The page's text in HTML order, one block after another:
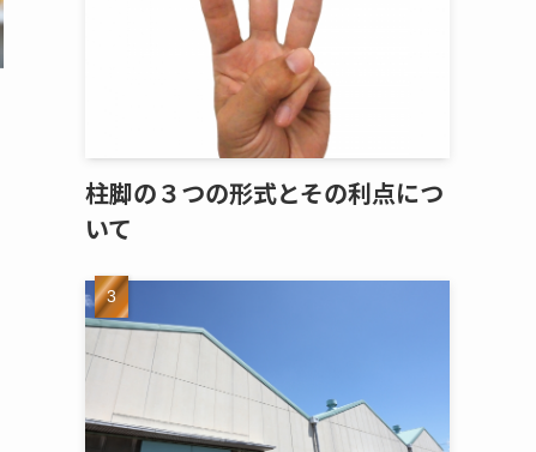
柱脚の３つの形式とその利点につ
いて